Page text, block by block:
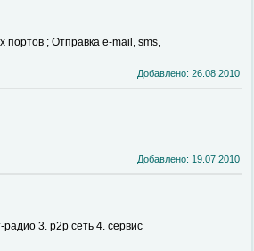
; Отправка e-mail, sms,
Добавлено: 26.08.2010
Добавлено: 19.07.2010
3. р2р сеть 4. сервис